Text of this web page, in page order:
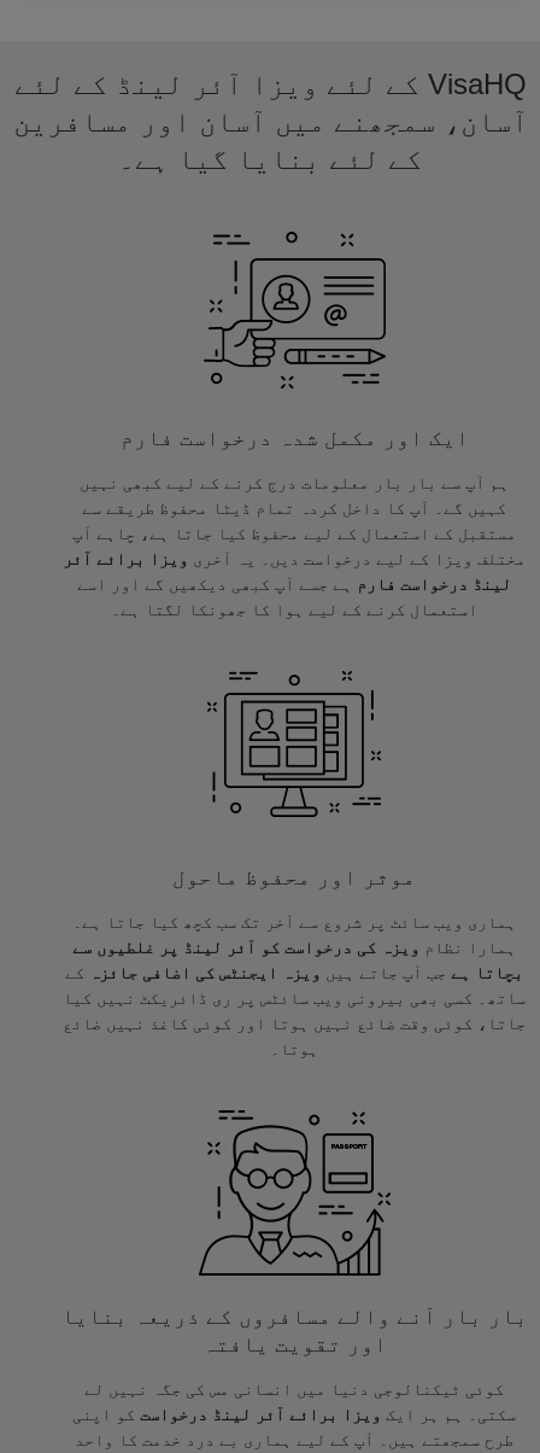
VisaHQ کے لئے ویزا آئر لینڈ کے لئے
آسان، سمجھنے میں آسان اور مسافرین
کے لئے بنایا گیا ہے۔
ایک اور مکمل شدہ درخواست فارم
ہم آپ سے بار بار معلومات درج کرنے کے لیے کبھی نہیں
کہیں گے۔ آپ کا داخل کردہ تمام ڈیٹا محفوظ طریقے سے
مستقبل کے استعمال کے لیے محفوظ کیا جاتا ہے، چاہے آپ
مختلف ویزا کے لیے درخواست دیں۔ یہ آخری ویزا برائے آئر
لینڈ درخواست فارم
ہے جسے آپ کبھی دیکھیں گے اور اسے
استعمال کرنے کے لیے ہوا کا جھونکا لگتا ہے۔
موثر اور محفوظ ماحول
ہماری ویب سائٹ پر شروع سے آخر تک سب کچھ کیا جاتا ہے۔
ہمارا نظام ویزہ کی درخواست کو آئر لینڈ پر غلطیوں سے
بچاتا ہے جب آپ جاتے ہیں ویزہ ایجنٹس کی اضافی جائزہ
کے
ساتھ۔ کسی بھی بیرونی ویب سائٹس پر ری ڈائریکٹ نہیں کیا
جاتا، کوئی وقت ضائع نہیں ہوتا اور کوئی کاغذ نہیں ضائع
ہوتا۔
بار بار آنے والے مسافروں کے ذریعہ بنایا
اور تقویت یافتہ
کوئی ٹیکنالوجی دنیا میں انسانی مس کی جگہ نہیں لے
سکتی۔ ہم ہر ایک ویزا برائے آئر لینڈ درخواست کو اپنی
طرح سمجھتے ہیں۔ آپ کے لیے ہماری بے درد خدمت کا واحد